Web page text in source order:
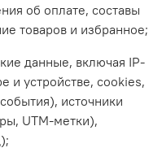
об оплате, составы
товаров и избранное;
данные, включая IP-
и устройстве, сookies,
источники
UTM-метки),